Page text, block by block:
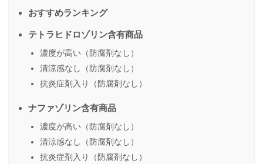
おすすめランキング
テトラヒドロゾリン含有商品
濃度が高い（防腐剤なし）
清涼感なし（防腐剤なし）
抗炎症剤入り（防腐剤なし）
ナファゾリン含有商品
濃度が高い（防腐剤なし）
清涼感なし（防腐剤なし）
抗炎症剤入り（防腐剤なし）